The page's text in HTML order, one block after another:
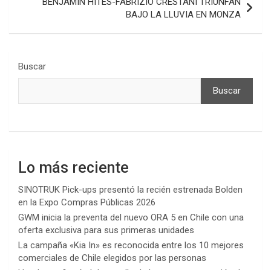
BAJO LA LLUVIA EN MONZA
Buscar
Buscar
Lo más reciente
SINOTRUK Pick-ups presentó la recién estrenada Bolden
en la Expo Compras Públicas 2026
GWM inicia la preventa del nuevo ORA 5 en Chile con una
oferta exclusiva para sus primeras unidades
La campaña «Kia In» es reconocida entre los 10 mejores
comerciales de Chile elegidos por las personas